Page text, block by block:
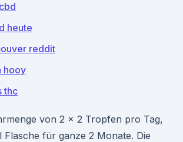
heute
reddit
hooy
thc
von 2 x 2 Tropfen pro Tag,
Flasche für ganze 2 Monate. Die